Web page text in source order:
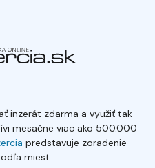
inzerát zdarma a využiť tak
mesačne viac ako 500.000
predstavuje zoradenie
miest.